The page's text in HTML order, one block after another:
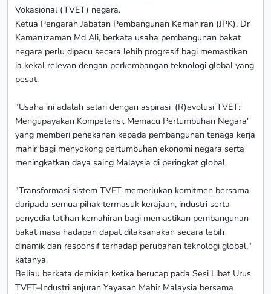
Vokasional (TVET) negara.
Ketua Pengarah Jabatan Pembangunan Kemahiran (JPK), Dr
Kamaruzaman Md Ali, berkata usaha pembangunan bakat
negara perlu dipacu secara lebih progresif bagi memastikan
ia kekal relevan dengan perkembangan teknologi global yang
pesat.
"Usaha ini adalah selari dengan aspirasi '(R)evolusi TVET:
Mengupayakan Kompetensi, Memacu Pertumbuhan Negara'
yang memberi penekanan kepada pembangunan tenaga kerja
mahir bagi menyokong pertumbuhan ekonomi negara serta
meningkatkan daya saing Malaysia di peringkat global.
"Transformasi sistem TVET memerlukan komitmen bersama
daripada semua pihak termasuk kerajaan, industri serta
penyedia latihan kemahiran bagi memastikan pembangunan
bakat masa hadapan dapat dilaksanakan secara lebih
dinamik dan responsif terhadap perubahan teknologi global,"
katanya.
Beliau berkata demikian ketika berucap pada Sesi Libat Urus
TVET–Industri anjuran Yayasan Mahir Malaysia bersama